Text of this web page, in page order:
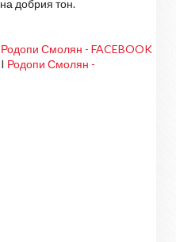
добрия тон.
Родопи Смолян - FACEBOOK
I Родопи Смолян -